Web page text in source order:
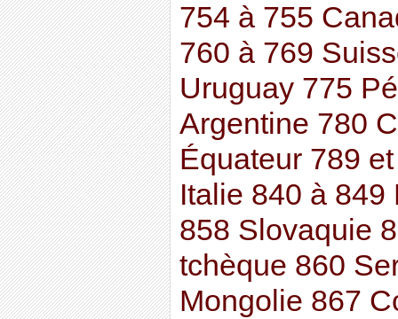
754 à 755
760 à 769
Uruguay 775
Argentine 780
Équateur 789
Italie 840 à
858 Slovaquie
tchèque 860
Mongolie 867